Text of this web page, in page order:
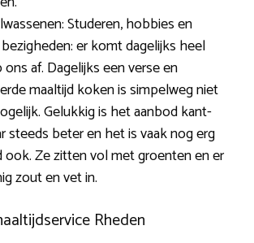
Studeren, hobbies en
er komt dagelijks heel
af. Dagelijks een verse en
maaltijd koken is simpelweg niet
Gelukkig is het aanbod kant-
steeds beter en het is vaak nog erg
ook. Ze zitten vol met groenten en er
zout en vet in.
Rheden